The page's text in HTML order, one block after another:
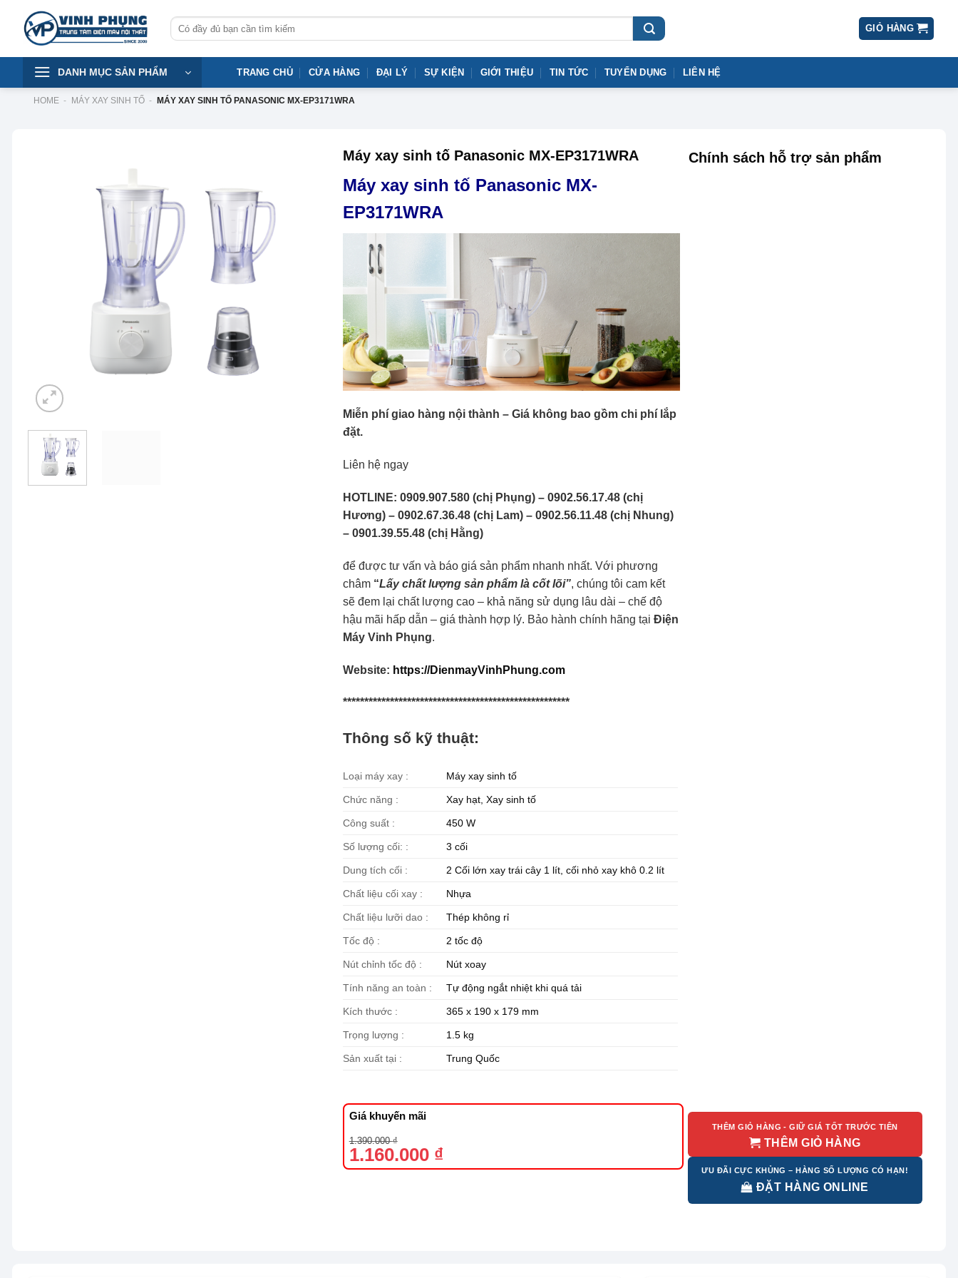
content
Tìm
kiếm:
GIỎ HÀNG
DANH MỤC SẢN PHẨM TRANG CHỦ CỬA HÀNG ĐẠI LÝ SỰ KIỆN GIỚI THIỆU TIN TỨC TUYỂN DỤNG LIÊN HỆ
HOME - MÁY XAY SINH TỐ - MÁY XAY SINH TỐ PANASONIC MX-EP3171WRA
Máy xay sinh tố Panasonic MX-EP3171WRA
Máy xay sinh tố Panasonic MX-
EP3171WRA
Miễn phí giao hàng nội thành – Giá không bao gồm chi phí lắp
đặt.
Liên hệ ngay
HOTLINE: 0909.907.580 (chị Phụng) – 0902.56.17.48 (chị
Hương) – 0902.67.36.48 (chị Lam) – 0902.56.11.48 (chị Nhung)
– 0901.39.55.48 (chị Hằng)
để được tư vấn và báo giá sản phẩm nhanh nhất. Với phương
châm“Lấy chất lượng sản phẩm là cốt lõi”, chúng tôi cam kết
sẽ đem lại chất lượng cao – khả năng sử dụng lâu dài – chế độ
hậu mãi hấp dẫn – giá thành hợp lý. Bảo hành chính hãng tại Điện
Máy Vinh Phụng.
Website: https://DienmayVinhPhung.com
*****************************************************
Thông số kỹ thuật:
Loại máy xay : Máy xay sinh tố
Chức năng : Xay hạt, Xay sinh tố
Công suất : 450 W​
Số lượng cối: : 3 cối
Dung tích cối : 2 Cối lớn xay trái cây 1 lít, cối nhỏ xay khô 0.2 lít
Chất liệu cối xay : Nhựa
Chất liệu lưỡi dao : Thép không rỉ
Tốc độ : 2 tốc độ
Nút chỉnh tốc độ : Nút xoay
Tính năng an toàn : Tự động ngắt nhiệt khi quá tải
Kích thước : 365 x 190 x 179 mm​
Trọng lượng : 1.5 kg
Sản xuất tại : Trung Quốc
Chính sách hỗ trợ sản phẩm
Giá khuyến mãi
1.390.000₫
Giá
gốc
là:
1.390.000 ₫.
1.160.000 ₫
Giá
hiện
tại
là:
THÊM GIỎ HÀNG - GIỮ GIÁ TỐT TRƯỚC TIÊN
THÊM GIỎ HÀNG
ƯU ĐÃI CỰC KHỦNG – HÀNG SỐ LƯỢNG CÓ HẠN!
ĐẶT HÀNG ONLINE